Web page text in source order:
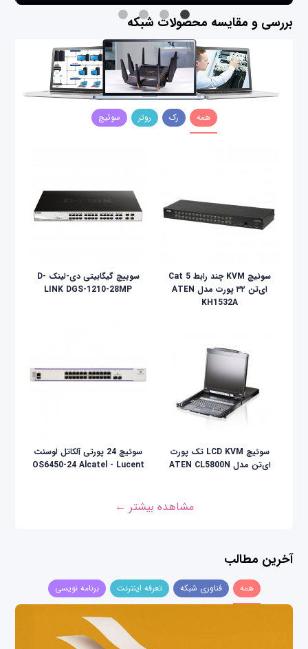
بررسی و مقایسه محصولات شبکه
همه رک روتر سوئیچ
سوئیچ KVM چند رابط Cat 5
ای‌تن ۳۲ پورت مدل ATEN
KH1532A
سوییچ گیگابیتی دی-لینک D-
LINK DGS-1210-28MP
سوئيچ LCD KVM تک پورت
ای‌تن مدل ATEN CL5800N
سوئیچ 24 پورتی آلکاتل لوسنت
OS6450-24 Alcatel - Lucent
مشاهده بیشتر ←
آخرین مطالب
همه فناوری شبکه تعرفه اینترنت برنامه نویسی